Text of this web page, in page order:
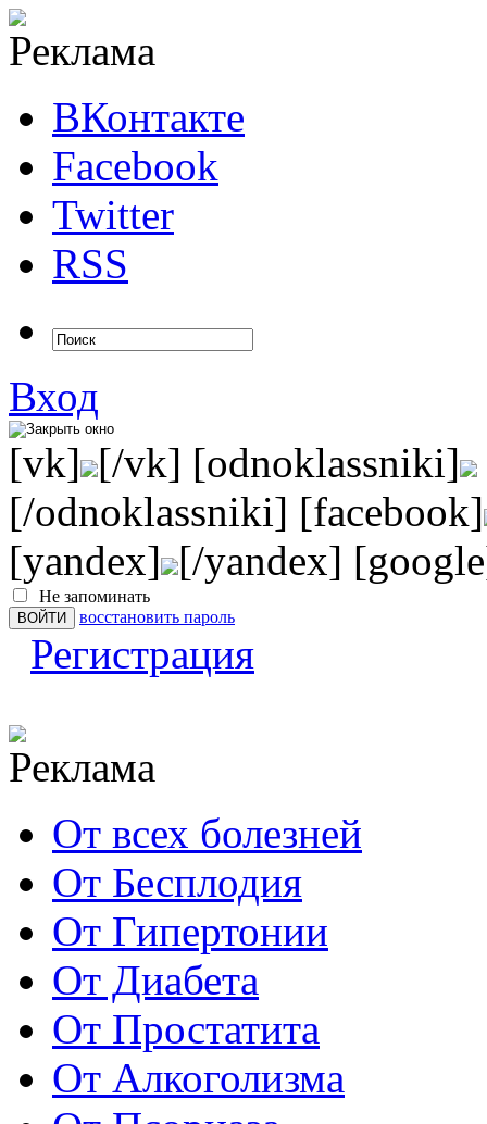
ВКонтакте
Facebook
Twitter
RSS
Вход
[vk] [/vk] [odnoklassniki]
[/odnoklassniki] [facebook]
[yandex] [/yandex]
Не запоминать
восстановить пароль
Регистрация
От всех болезней
От Бесплодия
От Гипертонии
От Диабета
От Простатита
От Алкоголизма